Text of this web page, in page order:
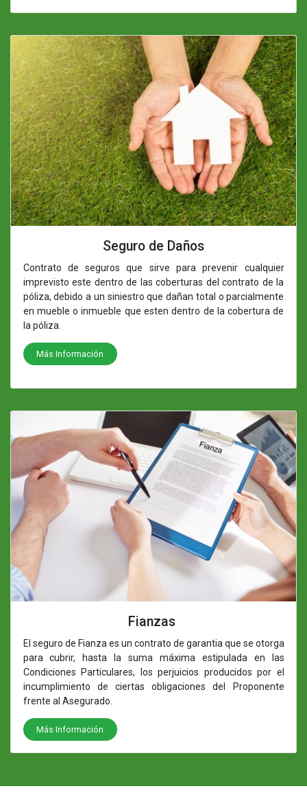
Seguro de Daños
Contrato de seguros que sirve para prevenir cualquier
imprevisto este dentro de las coberturas del contrato de la
póliza, debido a un siniestro que dañan total o parcialmente
en mueble o inmueble que esten dentro de la cobertura de
la póliza.
Más Información
Fianzas
El seguro de Fianza es un contrato de garantia que se otorga
para cubrir, hasta la suma máxima estipulada en las
Condiciones Particulares, los perjuicios producidos por el
incumplimiento de ciertas obligaciones del Proponente
frente al Asegurado.
Más Información